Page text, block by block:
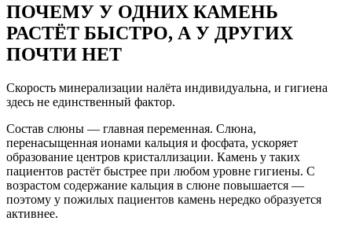
ПОЧЕМУ У ОДНИХ КАМЕНЬ
РАСТЁТ БЫСТРО, А У ДРУГИХ
ПОЧТИ НЕТ
Скорость минерализации налёта индивидуальна, и гигиена
здесь не единственный фактор.
Состав слюны — главная переменная. Слюна,
перенасыщенная ионами кальция и фосфата, ускоряет
образование центров кристаллизации. Камень у таких
пациентов растёт быстрее при любом уровне гигиены. С
возрастом содержание кальция в слюне повышается —
поэтому у пожилых пациентов камень нередко образуется
активнее.